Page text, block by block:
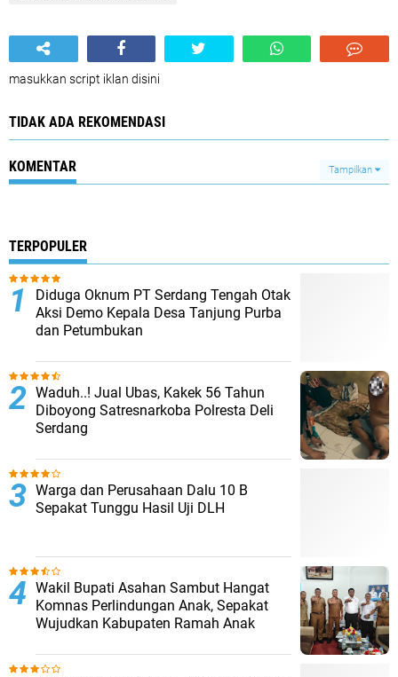
masukkan script iklan disini
TIDAK ADA REKOMENDASI
KOMENTAR Tampilkan
TERPOPULER
Diduga Oknum PT Serdang Tengah Otak
Aksi Demo Kepala Desa Tanjung Purba
dan Petumbukan
Waduh..! Jual Ubas, Kakek 56 Tahun
Diboyong Satresnarkoba Polresta Deli
Serdang
Warga dan Perusahaan Dalu 10 B
Sepakat Tunggu Hasil Uji DLH
Wakil Bupati Asahan Sambut Hangat
Komnas Perlindungan Anak, Sepakat
Wujudkan Kabupaten Ramah Anak